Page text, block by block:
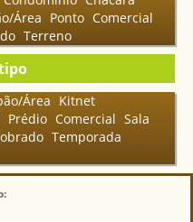
Área Ponto Comercial
Terreno
Área Kitnet
Prédio Comercial Sala
Temporada